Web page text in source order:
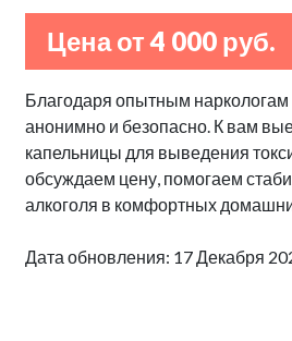
Цена от 4 000 руб.
Благодаря опытным наркологам
анонимно и безопасно. К вам
капельницы для выведения
обсуждаем цену, помогаем
алкоголя в комфортных
Дата обновления: 17 Декабря